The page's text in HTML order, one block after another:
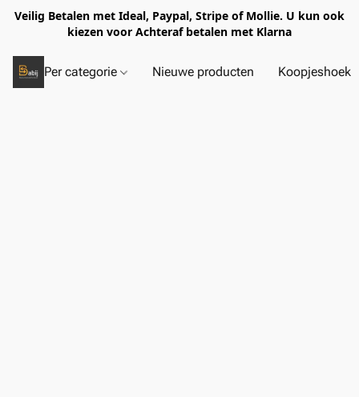
Veilig Betalen met Ideal, Paypal, Stripe of Mollie. U kun ook
kiezen voor Achteraf betalen met Klarna
Per categorie Nieuwe producten Koopjeshoek